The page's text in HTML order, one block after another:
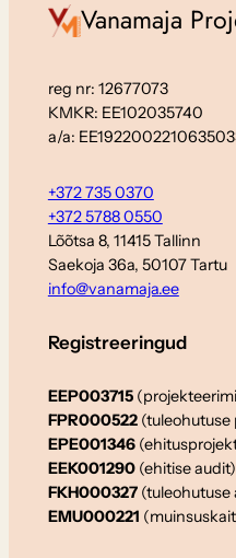
Vanamaja
reg nr: 12677073
KMKR: EE102035740
a/a:
+372 735 0370
+372 5788 0550
Lõõtsa 8, 11415 Tallinn
Saekoja 36a, 50107 Tartu
info@vanamaja.ee
Registreeringud
EEP003715
FPR000522 (tuleohutuse
EPE001346
EEK001290(ehitise audit)
FKH000327 (tuleohutuse
EMU000221